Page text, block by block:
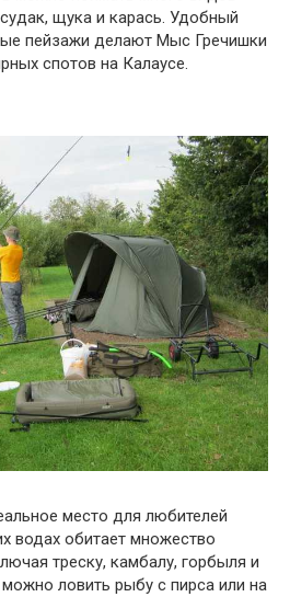
щука и карась. Удобный
пейзажи делают Мыс Гречишки
спотов на Калаусе.
место для любителей
водах обитает множество
треску, камбалу, горбыля и
ловить рыбу с пирса или на